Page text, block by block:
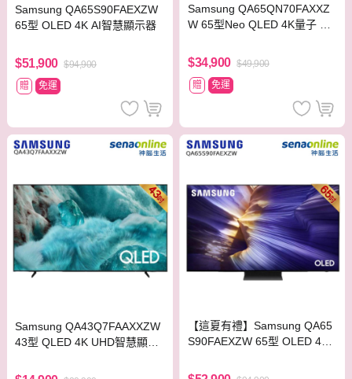
Samsung QA65S90FAEXZW
65型 OLED 4K AI智慧顯示器
$51,900 $94,900
贈
免運
Samsung QA65QN70FAXXZ
W 65型Neo QLED 4K量子 Mi
$34,900 $49,900
贈
免運
Samsung QA43Q7FAAXXZW
43型 QLED 4K UHD智慧顯示
【這夏有禮】Samsung QA65
S90FAEXZW 65型 OLED 4K